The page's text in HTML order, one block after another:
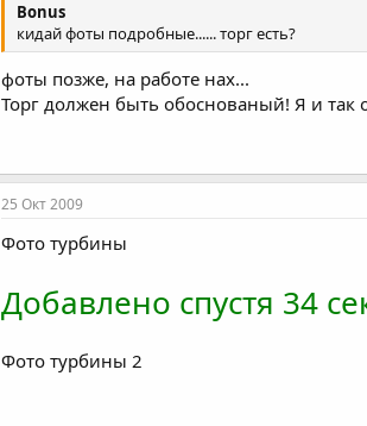
Bonus
кидай фоты подробные...... торг есть?
фоты позже, на работе нах...
Торг должен быть обоснованый! Я и так
25 Окт 2009
Фото турбины
Добавлено спустя 34
Фото турбины 2